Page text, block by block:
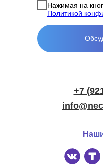
+7
Нажимая на
Политикой